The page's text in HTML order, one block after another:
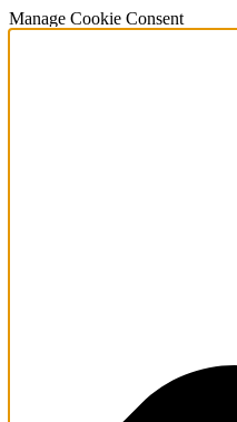
Manage Cookie Consent